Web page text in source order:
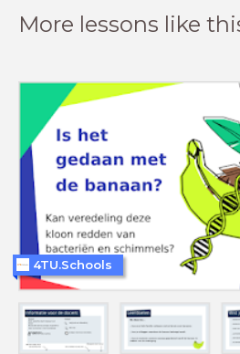
More lessons like
4TU.Schools